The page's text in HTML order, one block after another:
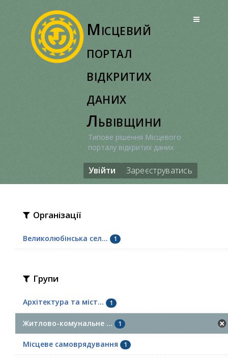
Місцевий
портал
відкритих
даних
Львівщини
Типове рішення Місцевого
порталу відкритих даних
Увійти Зареєструватись
Організації
Великолюбінська сел... 1
Групи
Архітектура та міст... 1
Житлово-комунальне ... 1
Місцеве самоврядування 1